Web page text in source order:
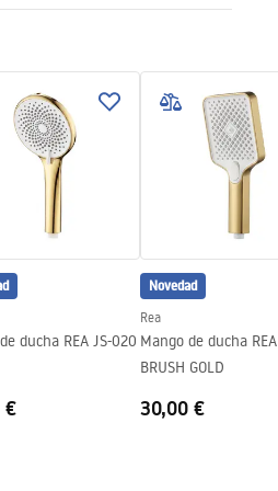
_24.pdf
ducha REA JS-020
€
Novedad
Rea
Mango de ducha REA JS-031
BRUSH GOLD
30,00 €